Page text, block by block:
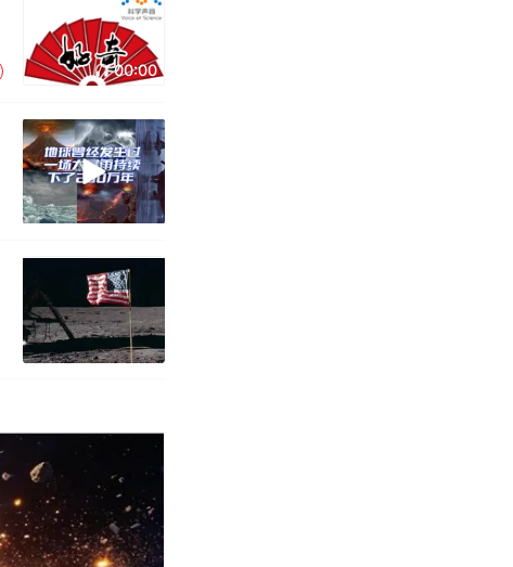
00:00